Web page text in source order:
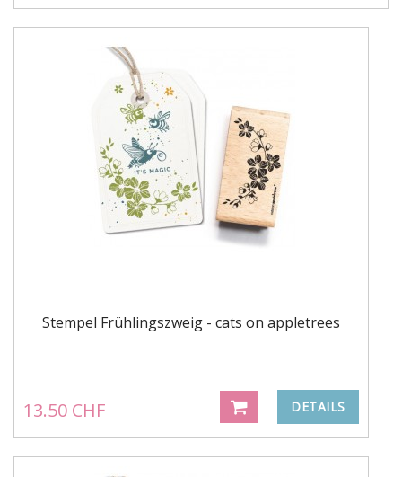
Stempel Frühlingszweig - cats on appletrees
13.50 CHF DETAILS